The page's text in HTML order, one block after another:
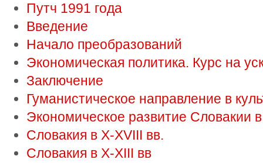
Путч 1991 года
Введение
Начало преобразований
Экономическая политика. Курс на
Заключение
Гуманистическое направление в
Экономическое развитие Словакии
Словакия в X-XVIII вв.
Словакия в Х-XIII вв